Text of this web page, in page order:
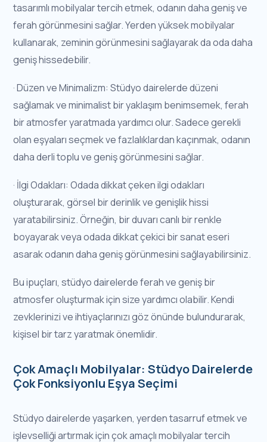
tasarımlı mobilyalar tercih etmek, odanın daha geniş ve
ferah görünmesini sağlar. Yerden yüksek mobilyalar
kullanarak, zeminin görünmesini sağlayarak da oda daha
geniş hissedebilir.
· Düzen ve Minimalizm: Stüdyo dairelerde düzeni
sağlamak ve minimalist bir yaklaşım benimsemek, ferah
bir atmosfer yaratmada yardımcı olur. Sadece gerekli
olan eşyaları seçmek ve fazlalıklardan kaçınmak, odanın
daha derli toplu ve geniş görünmesini sağlar.
· İlgi Odakları: Odada dikkat çeken ilgi odakları
oluşturarak, görsel bir derinlik ve genişlik hissi
yaratabilirsiniz. Örneğin, bir duvarı canlı bir renkle
boyayarak veya odada dikkat çekici bir sanat eseri
asarak odanın daha geniş görünmesini sağlayabilirsiniz.
Bu ipuçları, stüdyo dairelerde ferah ve geniş bir
atmosfer oluşturmak için size yardımcı olabilir. Kendi
zevklerinizi ve ihtiyaçlarınızı göz önünde bulundurarak,
kişisel bir tarz yaratmak önemlidir.
Çok Amaçlı Mobilyalar: Stüdyo Dairelerde
Çok Fonksiyonlu Eşya Seçimi
Stüdyo dairelerde yaşarken, yerden tasarruf etmek ve
işlevselliği artırmak için çok amaçlı mobilyalar tercih